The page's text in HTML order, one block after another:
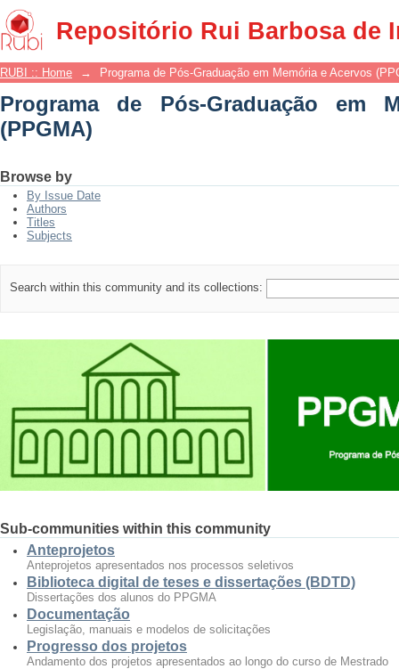
Repositório Rui Barbosa de
Programa de Pós-Graduação em
RUBI :: Home → Programa de Pós-Graduação em Memória e Acervos
Programa de Pós-Graduação em
(PPGMA)
Browse by
By Issue Date
Authors
Titles
Subjects
Search within this community and its collections:
Sub-communities within this community
Anteprojetos
Anteprojetos apresentados nos processos seletivos
Biblioteca digital de teses e dissertações (BDTD)
Dissertações dos alunos do PPGMA
Documentação
Legislação, manuais e modelos de solicitações
Progresso dos projetos
Andamento dos projetos apresentados ao longo do curso de Mestrado